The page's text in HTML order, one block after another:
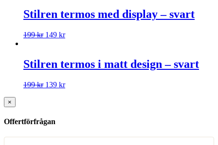
Stilren termos med display – svart
199kr 149 kr
Stilren termos i matt design – svart
199kr 139 kr
×
Offertförfrågan